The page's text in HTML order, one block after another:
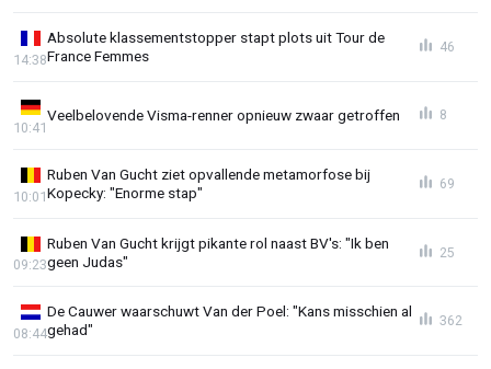
Absolute klassementstopper stapt plots uit Tour de
France Femmes
14:38
46
Veelbelovende Visma-renner opnieuw zwaar getroffen
10:41
8
Ruben Van Gucht ziet opvallende metamorfose bij
Kopecky: "Enorme stap"
10:01
69
Ruben Van Gucht krijgt pikante rol naast BV's: "Ik ben
geen Judas"
09:23
25
De Cauwer waarschuwt Van der Poel: "Kans misschien al
gehad"
08:44
362